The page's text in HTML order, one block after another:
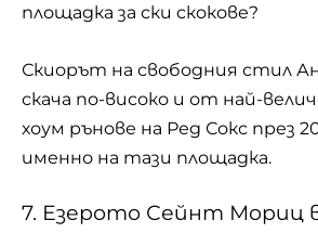
площадка за ски скокове?
Скиорът на свободния стил
скача по-високо и от най-
хоум рънове на Ред Сокс през
именно на тази площадка.
7. Езерото Сейнт Мориц